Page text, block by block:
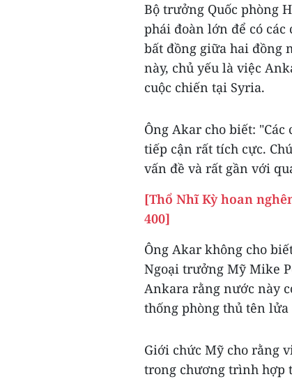
Bộ trưởng Quốc phòng
phái đoàn lớn để có
bất đồng giữa hai đồng
này, chủ yếu là việc
cuộc chiến tại Syria.
Ông Akar cho biết:
tiếp cận rất tích cực.
vấn đề và rất gần với
[Thổ Nhĩ Kỳ hoan
400]
Ông Akar không cho
Ngoại trưởng Mỹ Mike
Ankara rằng nước này
thống phòng thủ tên lửa
Giới chức Mỹ cho rằng
trong chương trình hợp